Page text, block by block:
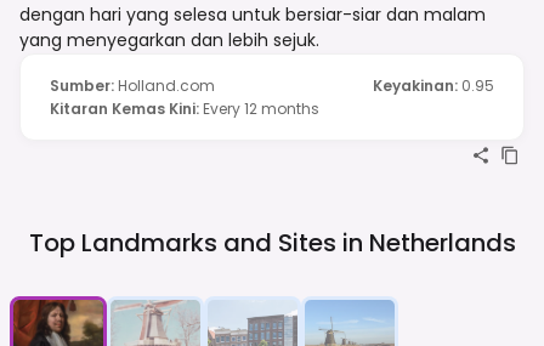
dengan hari yang selesa untuk bersiar-siar dan malam
yang menyegarkan dan lebih sejuk.
Sumber: Holland.com Keyakinan: 0.95
Kitaran Kemas Kini: Every 12 months
Top Landmarks and Sites in Netherlands